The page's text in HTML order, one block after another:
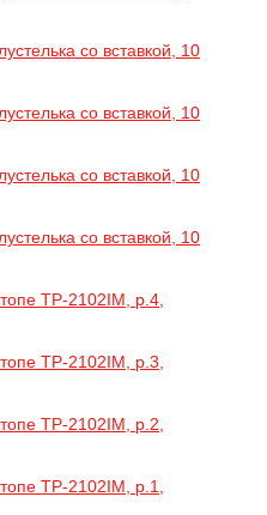
со вставкой, 10
со вставкой, 10
со вставкой, 10
со вставкой, 10
TP-2102IM, р.4,
TP-2102IM, р.3,
TP-2102IM, р.2,
TP-2102IM, р.1,